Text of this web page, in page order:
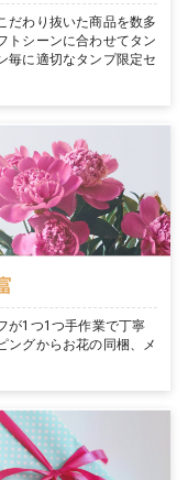
だわり抜いた商品を数多
トシーンに合わせてタン
毎に適切なタンプ限定セ
が1つ1つ手作業で丁寧
ングからお花の同梱、メ